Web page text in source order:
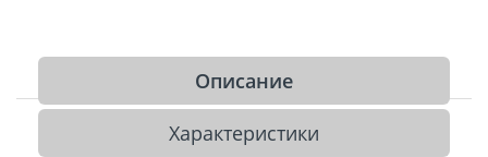
Описание
Характеристики